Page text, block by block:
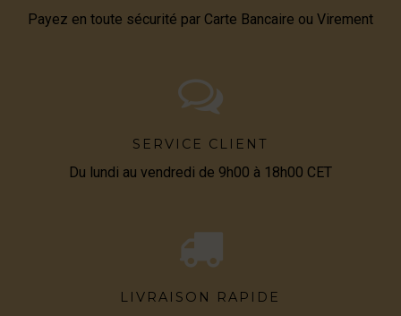
Payez en toute sécurité par Carte Bancaire ou Virement
SERVICE CLIENT
Du lundi au vendredi de 9h00 à 18h00 CET
LIVRAISON RAPIDE